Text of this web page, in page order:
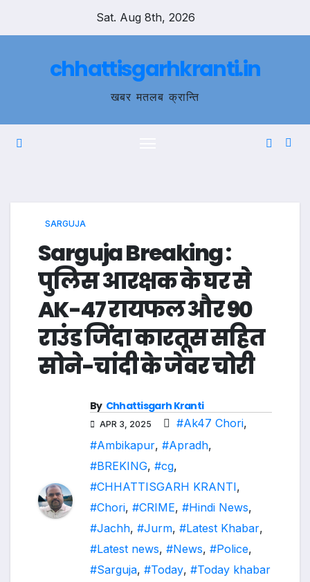
Sat. Aug 8th, 2026
chhattisgarhkranti.in
खबर मतलब क्रान्ति
SARGUJA
Sarguja Breaking :
पुलिस आरक्षक के घर से
AK-47 रायफल और 90
राउंड जिंदा कारतूस सहित
सोने-चांदी के जेवर चोरी
By Chhattisgarh Kranti
APR 3, 2025 #Ak47 Chori,
#Ambikapur, #Apradh,
#BREKING, #cg,
#CHHATTISGARH KRANTI,
#Chori, #CRIME, #Hindi News,
#Jachh, #Jurm, #Latest Khabar,
#Latest news, #News, #Police,
#Sarguja, #Today, #Today khabar